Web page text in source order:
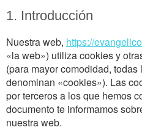
1. Introducción
Nuestra web, https://
«la web») utiliza cookies y
(para mayor comodidad,
denominan «cookies»). Las
por terceros a los que hemos
documento te informamos
nuestra web.